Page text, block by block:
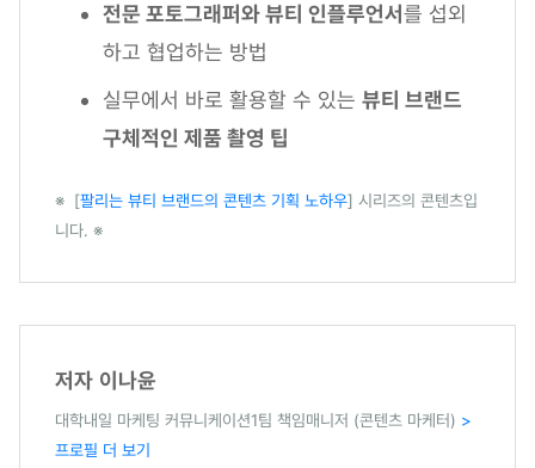
전문 포토그래퍼와 뷰티 인플루언서를 섭외
하고 협업하는 방법
실무에서 바로 활용할 수 있는 뷰티 브랜드
구체적인 제품 촬영 팁
※ [팔리는 뷰티 브랜드의 콘텐츠 기획 노하우] 시리즈의 콘텐츠입
니다. ※
저자 이나윤
대학내일 마케팅 커뮤니케이션1팀 책임매니저 (콘텐츠 마케터) >
프로필 더 보기